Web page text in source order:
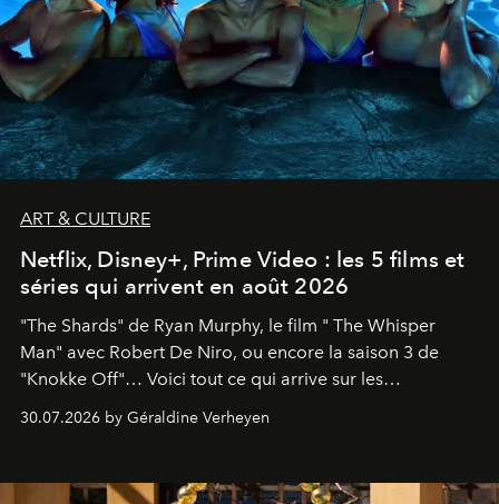
ART & CULTURE
Netflix, Disney+, Prime Video : les 5 films et
séries qui arrivent en août 2026
"The Shards" de Ryan Murphy, le film " The Whisper
Man" avec Robert De Niro, ou encore la saison 3 de
"Knokke Off"… Voici tout ce qui arrive sur les
plateformes de streaming en août 2026.
30.07.2026 by Géraldine Verheyen